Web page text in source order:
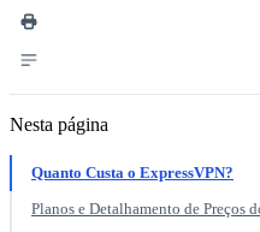
Nesta página
Quanto Custa o ExpressVPN?
Planos e Detalhamento de Preços